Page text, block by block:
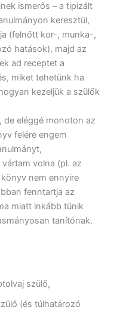
ismerős – a tipizált
keresztül,
(felnőtt kor-, munka-,
hatások), majd az
ad receptet a
miket tehetünk ha
kezeljük a szülők
eléggé monoton az
felére engem
volna (pl. az
nem ennyire
fenntartja az
miatt inkább tűnik
tanítónak.
szülő,
(és túlhatározó